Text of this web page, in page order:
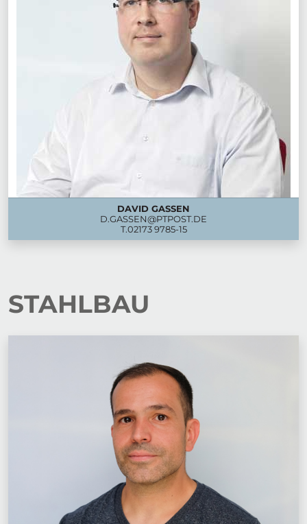
DAVID GASSEN
D.GASSEN@PTPOST.DE
T.02173 9785-15
STAHLBAU